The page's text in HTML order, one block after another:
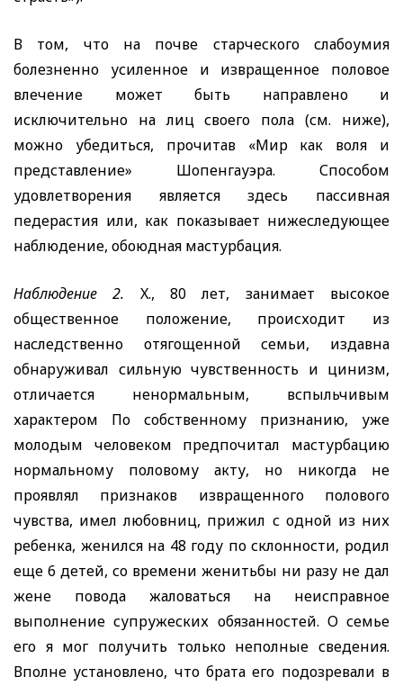
В том, что на почве старческого слабоумия
болезненно усиленное и извращенное половое
влечение может быть направлено и
исключительно на лиц своего пола (см. ниже),
можно убедиться, прочитав «Мир как воля и
представление» Шопенгауэра. Способом
удовлетворения является здесь пассивная
педерастия или, как показывает нижеследующее
наблюдение, обоюдная мастурбация.
Наблюдение 2. X.,80 лет, занимает высокое
общественное положение, происходит из
наследственно отягощенной семьи, издавна
обнаруживал сильную чувственность и цинизм,
отличается ненормальным, вспыльчивым
характером По собственному признанию, уже
молодым человеком предпочитал мастурбацию
нормальному половому акту, но никогда не
проявлял признаков извращенного полового
чувства, имел любовниц, прижил с одной из них
ребенка, женился на 48 году по склонности, родил
еще 6 детей, со времени женитьбы ни разу не дал
жене повода жаловаться на неисправное
выполнение супружеских обязанностей. О семье
его я мог получить только неполные сведения.
Вполне установлено, что брата его подозревали в